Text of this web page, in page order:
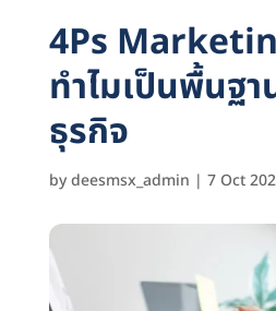
4Ps
ทำไมเป็นพื้นฐ
ธุรกิจ
bydeesmsx_admin | 7 Oct